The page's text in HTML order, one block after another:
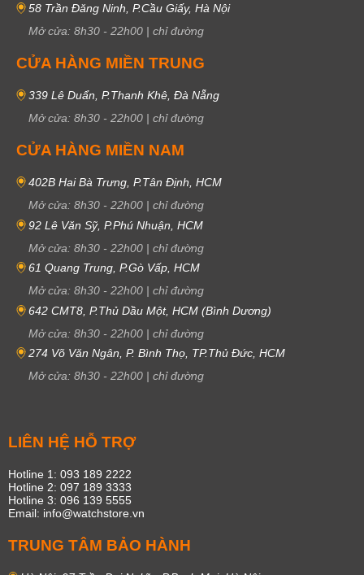
58 Trần Đăng Ninh, P.Cầu Giấy, Hà Nội
Mở cửa: 8h30 - 22h00 | chỉ đường
CỬA HÀNG MIỀN TRUNG
339 Lê Duẩn, P.Thanh Khê, Đà Nẵng
Mở cửa: 8h30 - 22h00 | chỉ đường
CỬA HÀNG MIỀN NAM
402B Hai Bà Trưng, P.Tân Định, HCM
Mở cửa: 8h30 - 22h00 | chỉ đường
92 Lê Văn Sỹ, P.Phú Nhuận, HCM
Mở cửa: 8h30 - 22h00 | chỉ đường
61 Quang Trung, P.Gò Vấp, HCM
Mở cửa: 8h30 - 22h00 | chỉ đường
642 CMT8, P.Thủ Dầu Một, HCM (Bình Dương)
Mở cửa: 8h30 - 22h00 | chỉ đường
274 Võ Văn Ngân, P. Bình Thọ, TP.Thủ Đức, HCM
Mở cửa: 8h30 - 22h00 | chỉ đường
LIÊN HỆ HỖ TRỢ
Hotline 1: 093 189 2222
Hotline 2: 097 189 3333
Hotline 3: 096 139 5555
Email: info@watchstore.vn
TRUNG TÂM BẢO HÀNH